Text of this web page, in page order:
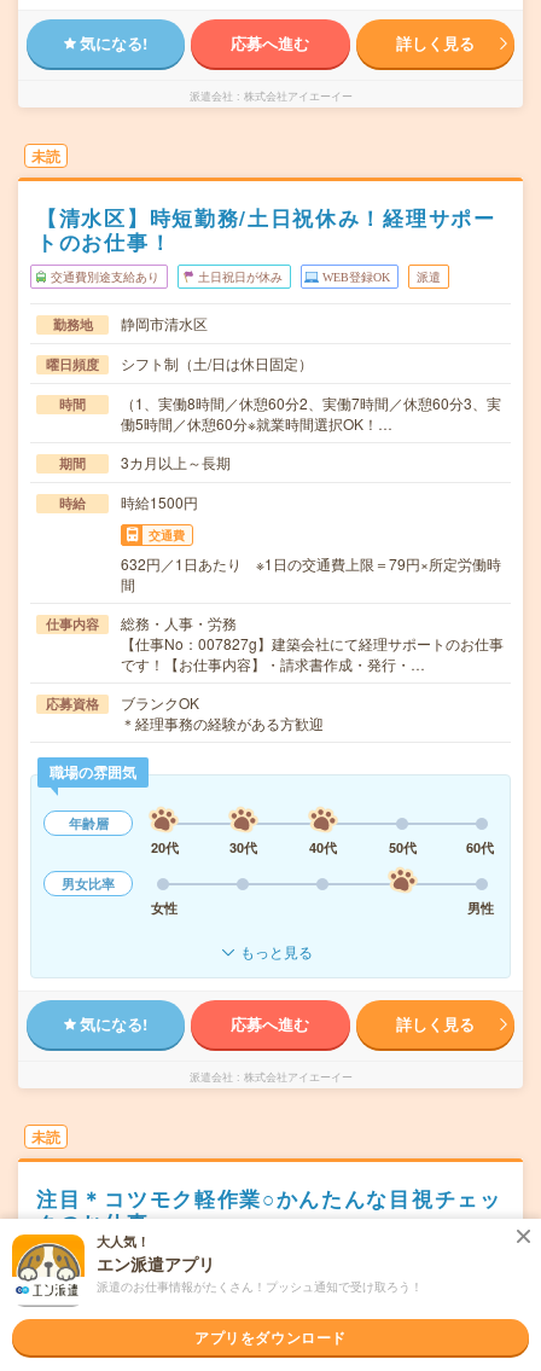
気になる! 応募へ進む 詳しく見る
派遣会社 株式会社アイエーイー
未読
【清水区】時短勤務/土日祝休み！経理サポー
トのお仕事！
交通費別途支給あり 土日祝日が休み WEB登録OK 派遣
勤務地 静岡市清水区
曜日頻度 シフト制（土/日は休日固定）
時間
（1、実働8時間／休憩60分2、実働7時間／休憩60分3、実
働5時間／休憩60分※就業時間選択OK！…
期間 3カ月以上～長期
時給 時給1500円
交通費
632円／1日あたり ※1日の交通費上限＝79円×所定労働時
間
仕事内容
総務・人事・労務
【仕事No：007827g】建築会社にて経理サポートのお仕事
です！【お仕事内容】・請求書作成・発行・…
応募資格
ブランクOK
＊経理事務の経験がある方歓迎
職場の雰囲気
年齢層
20代
30代 40代 50代
60代
男女比率
女性
男性
もっと見る
気になる! 応募へ進む 詳しく見る
派遣会社 株式会社アイエーイー
未読
注目＊コツモク軽作業○かんたんな目視チェッ
クのお仕事
職種未経験OK 交通費別途支給あり
派遣
新静岡駅から---分
大人気！
エン派遣アプリ
派遣のお仕事情報がたくさん！プッシュ通知で受け取ろう！
アプリをダウンロード